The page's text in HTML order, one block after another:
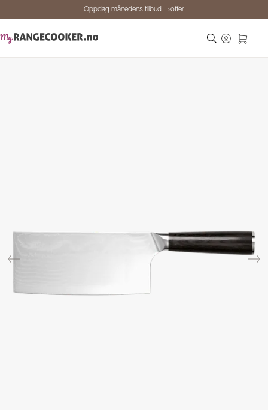
Oppdag månedens tilbud →offer